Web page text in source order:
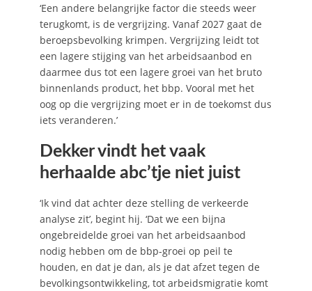
‘Een andere belangrijke factor die steeds weer
terugkomt, is de vergrijzing. Vanaf 2027 gaat de
beroepsbevolking krimpen. Vergrijzing leidt tot
een lagere stijging van het arbeidsaanbod en
daarmee dus tot een lagere groei van het bruto
binnenlands product, het bbp. Vooral met het
oog op die vergrijzing moet er in de toekomst dus
iets veranderen.’
Dekker vindt het vaak
herhaalde abc’tje niet juist
‘Ik vind dat achter deze stelling de verkeerde
analyse zit’, begint hij. ‘Dat we een bijna
ongebreidelde groei van het arbeidsaanbod
nodig hebben om de bbp-groei op peil te
houden, en dat je dan, als je dat afzet tegen de
bevolkingsontwikkeling, tot arbeidsmigratie komt